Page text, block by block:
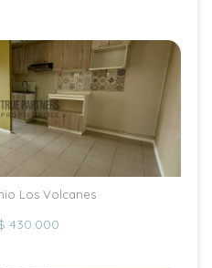
Los Volcanes
430.000